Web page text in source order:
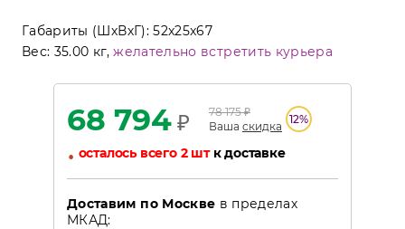
Габариты (ШхВхГ):52x25x67
Вес: 35.00 кг,желательно встретить курьера
68 794 ₽ 78 175₽
Ваша скидка
12%
• осталось всего 2 штк доставке
Доставим по Москве в пределах
МКАД: